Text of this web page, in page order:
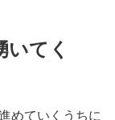
てく
めていくうちに